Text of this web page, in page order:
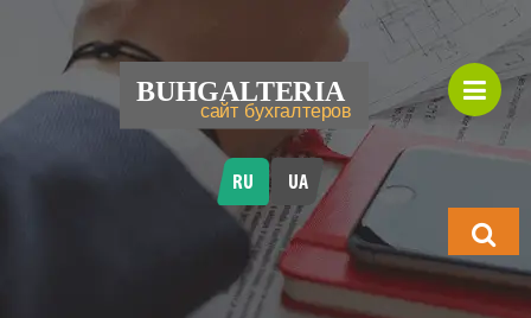
будете
искать?
RU UA